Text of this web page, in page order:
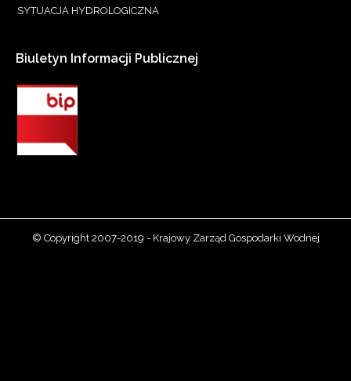
SYTUACJA HYDROLOGICZNA
Biuletyn Informacji Publicznej
© Copyright 2007-2019 - Krajowy Zarząd Gospodarki Wodnej